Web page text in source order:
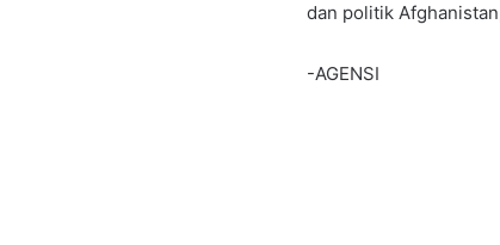
dan politik
-AGENSI